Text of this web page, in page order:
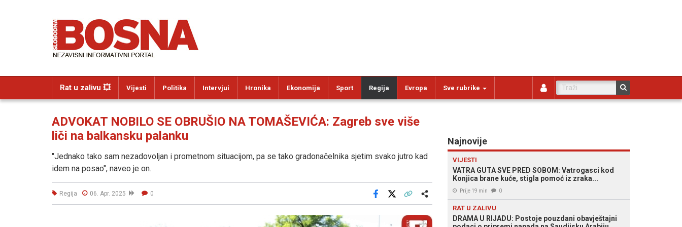
Rat u zalivu 💥 Vijesti Politika Intervjui Hronika Ekonomija Sport Regija Evropa Sve rubrike
ADVOKAT NOBILO SE OBRUŠIO NA TOMAŠEVIĆA: Zagreb sve više
liči na balkansku palanku
"Jednako tako sam nezadovoljan i prometnom situacijom, pa se tako gradonačelnika sjetim svako jutro kad
idem na posao", naveo je on.
Regija 06. Apr. 2025 0
Facebook
Najnovije
VIJESTI
VATRA GUTA SVE PRED SOBOM: Vatrogasci kod
Konjica brane kuće, stigla pomoć iz zraka...
Prije 19 min 0
RAT U ZALIVU
DRAMA U RIJADU: Postoje pouzdani obavještajni